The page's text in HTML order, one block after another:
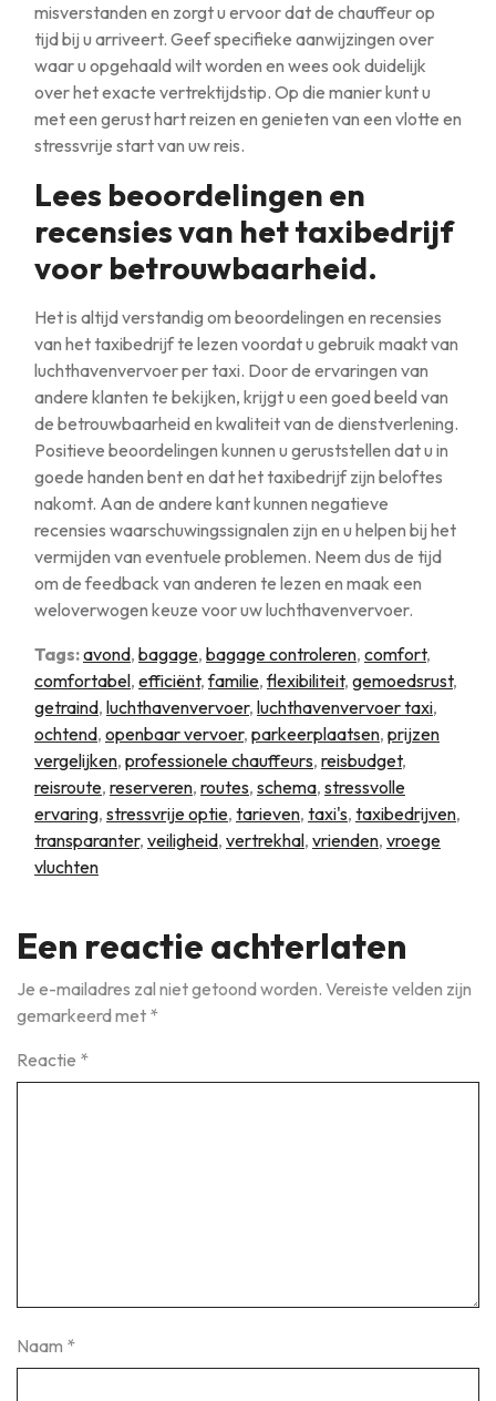
misverstanden en zorgt u ervoor dat de chauffeur op
tijd bij u arriveert. Geef specifieke aanwijzingen over
waar u opgehaald wilt worden en wees ook duidelijk
over het exacte vertrektijdstip. Op die manier kunt u
met een gerust hart reizen en genieten van een vlotte en
stressvrije start van uw reis.
Lees beoordelingen en
recensies van het taxibedrijf
voor betrouwbaarheid.
Het is altijd verstandig om beoordelingen en recensies
van het taxibedrijf te lezen voordat u gebruik maakt van
luchthavenvervoer per taxi. Door de ervaringen van
andere klanten te bekijken, krijgt u een goed beeld van
de betrouwbaarheid en kwaliteit van de dienstverlening.
Positieve beoordelingen kunnen u geruststellen dat u in
goede handen bent en dat het taxibedrijf zijn beloftes
nakomt. Aan de andere kant kunnen negatieve
recensies waarschuwingssignalen zijn en u helpen bij het
vermijden van eventuele problemen. Neem dus de tijd
om de feedback van anderen te lezen en maak een
weloverwogen keuze voor uw luchthavenvervoer.
Tags:avond, bagage, bagage controleren, comfort,
comfortabel, efficiënt,familie,flexibiliteit, gemoedsrust,
getraind, luchthavenvervoer, luchthavenvervoer taxi,
ochtend, openbaar vervoer, parkeerplaatsen, prijzen
vergelijken, professionele chauffeurs, reisbudget,
reisroute, reserveren, routes, schema, stressvolle
ervaring, stressvrije optie, tarieven, taxi's, taxibedrijven,
transparanter, veiligheid, vertrekhal, vrienden, vroege
vluchten
Een reactie achterlaten
Je e-mailadres zal niet getoond worden. Vereiste velden zijn
gemarkeerd met *
Reactie *
Naam *